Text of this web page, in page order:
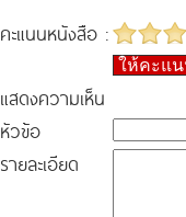
คะแนนหนังสือ :
ให้คะแ
แสดงความเห็น
หัวข้อ
รายละเอียด